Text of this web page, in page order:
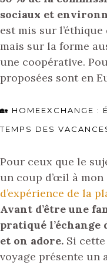
sociaux et
est mis sur
mais sur la forme
une coopérative.
proposées sont en
🏡 HOMEEXCHANGE :
TEMPS DES
Pour ceux que le
un coup d’œil à
d’expérience de la
Avant d’être une
pratiqué l’échange
et on adore. Si
voyage présente un